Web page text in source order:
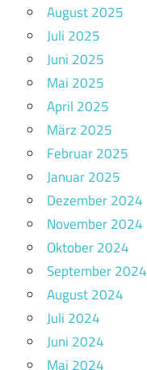
August 2025
Juli 2025
Juni 2025
Mai 2025
April 2025
März 2025
Februar 2025
Januar 2025
Dezember 2024
November 2024
Oktober 2024
September 2024
August 2024
Juli 2024
Juni 2024
Mai 2024